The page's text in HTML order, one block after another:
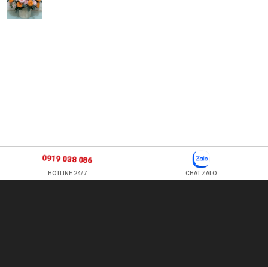
0919 038 086
HOTLINE 24/7 CHAT ZALO